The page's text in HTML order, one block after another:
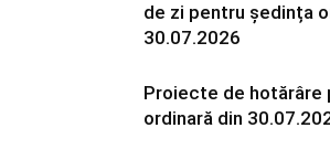
de zi pentru ședința
30.07.2026
Proiecte de hotărâre
ordinară din